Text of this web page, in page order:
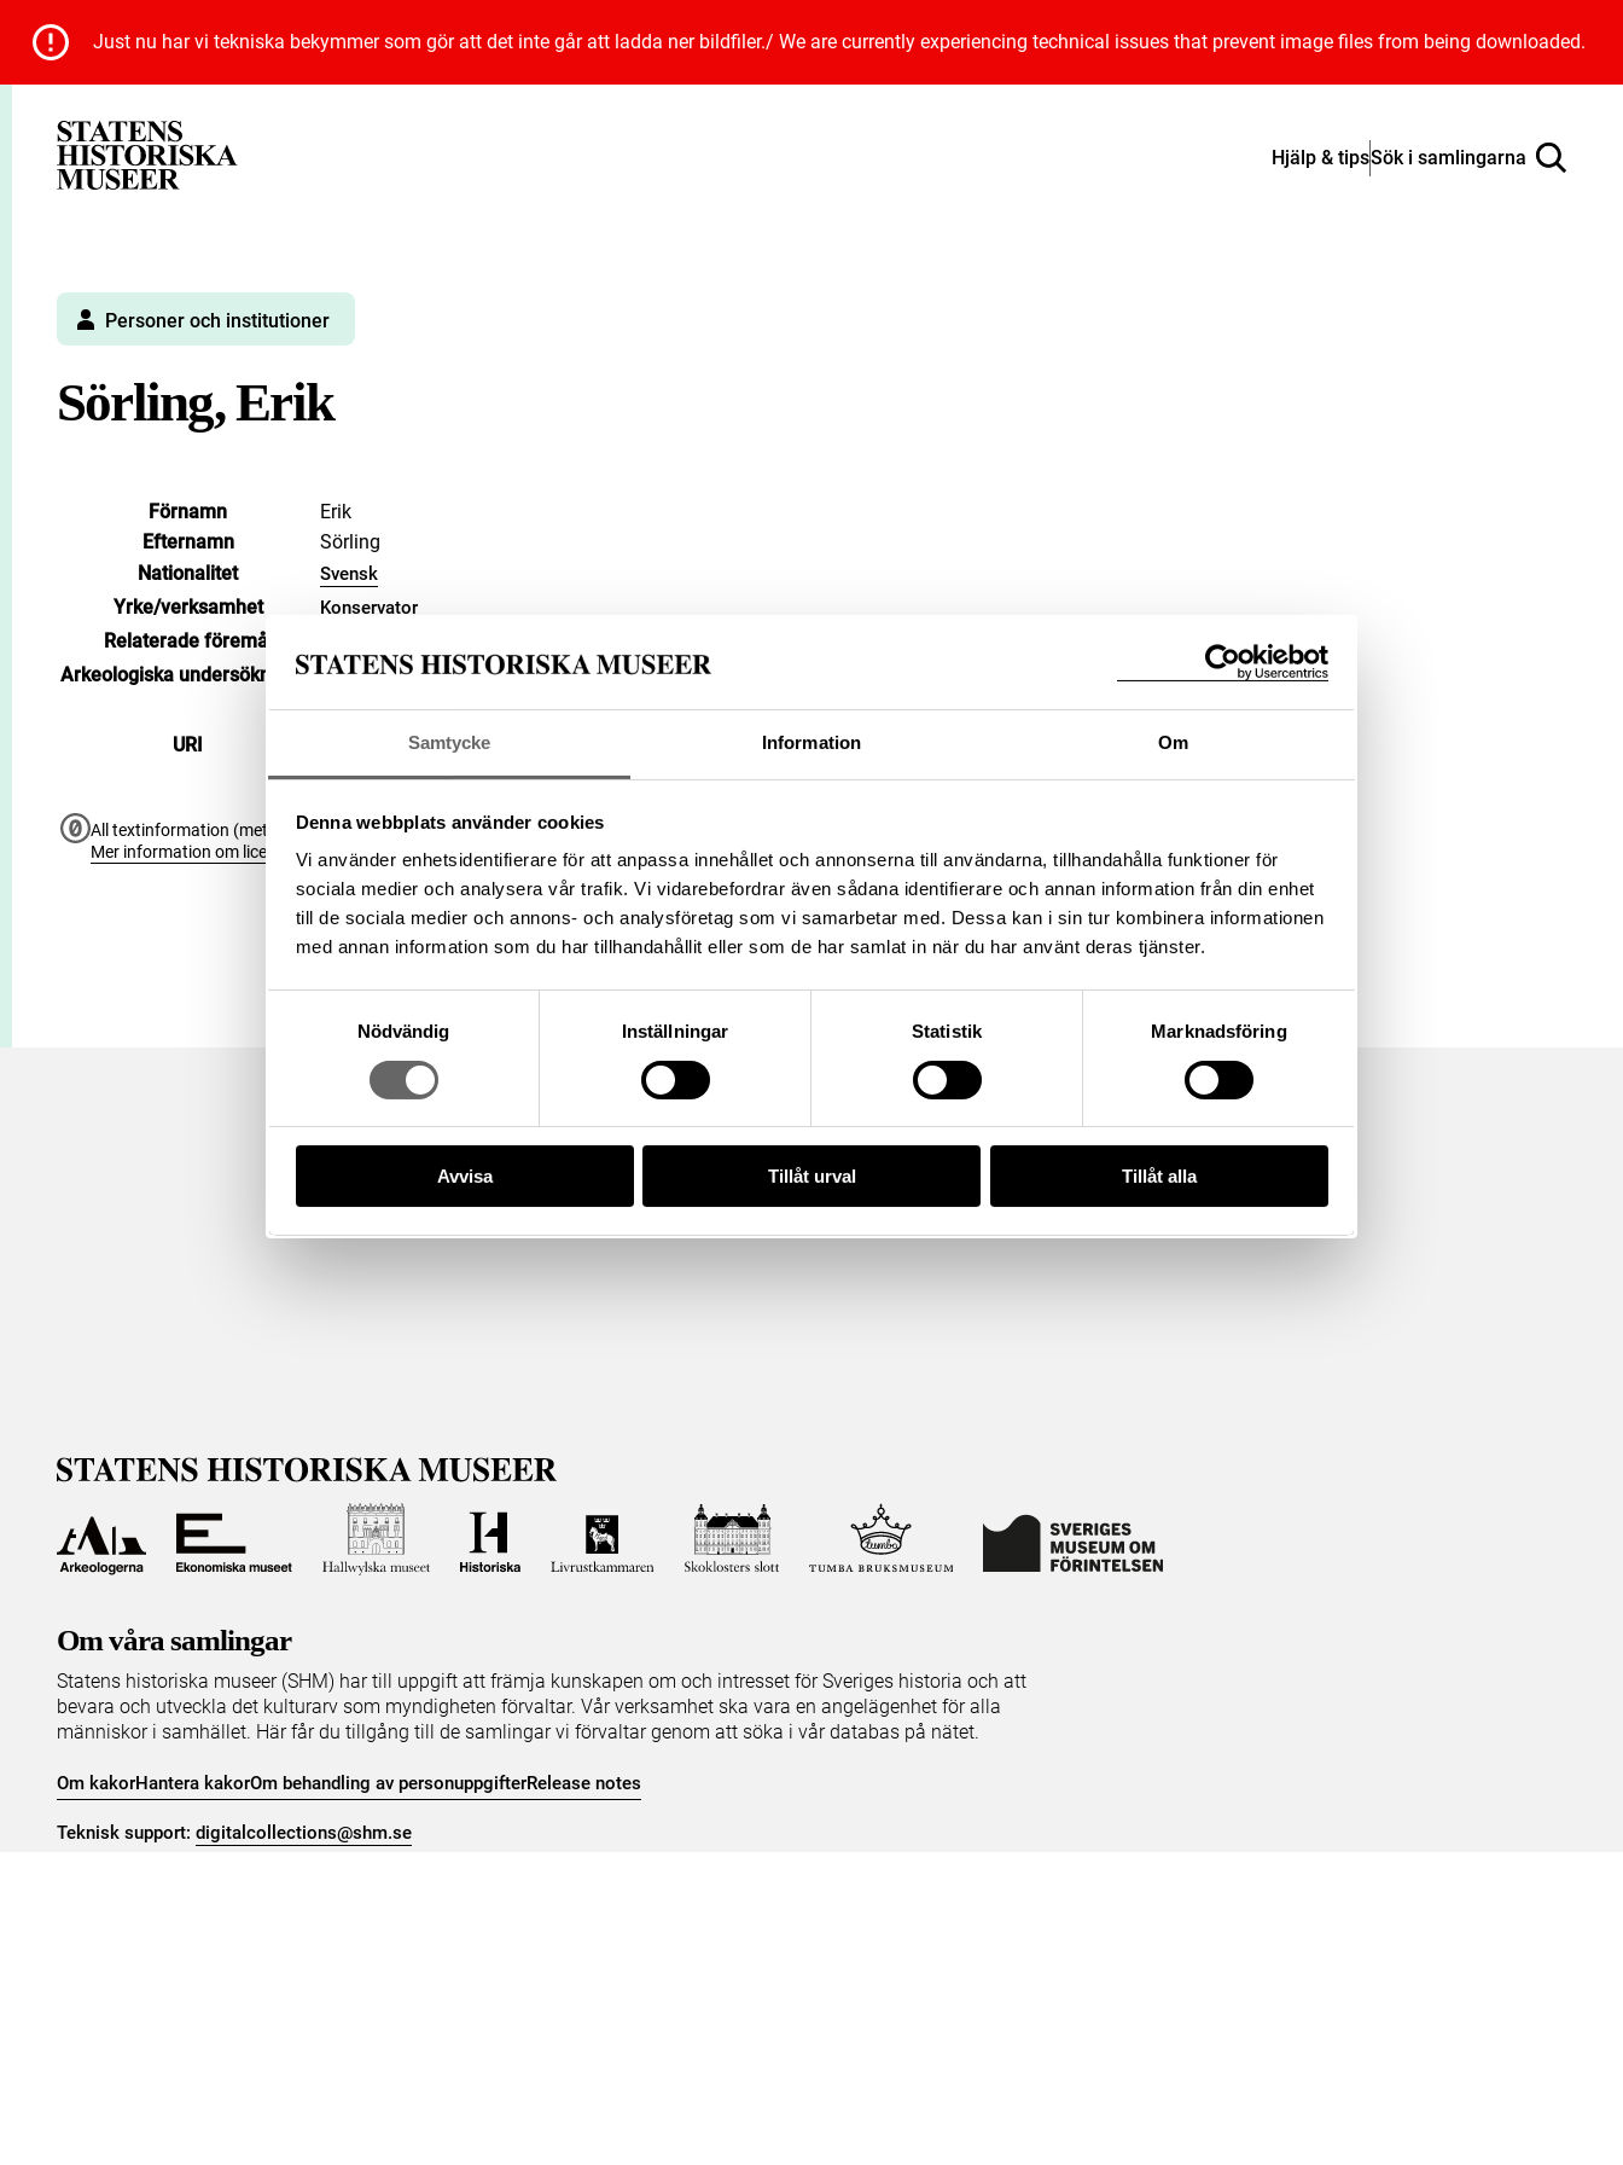
Samtycke Information Om
Denna webbplats använder cookies
Vi använder enhetsidentifierare för att anpassa innehållet och annonserna till användarna, tillhandahålla funktioner för
sociala medier och analysera vår trafik. Vi vidarebefordrar även sådana identifierare och annan information från din enhet
till de sociala medier och annons- och analysföretag som vi samarbetar med. Dessa kan i sin tur kombinera informationen
med annan information som du har tillhandahållit eller som de har samlat in när du har använt deras tjänster.
Nödvändig
Inställningar Statistik Marknadsföring
Avvisa Tillåt urval Tillåt alla
Just nu har vi tekniska bekymmer som gör att det inte går att ladda ner bildfiler./ We are currently experiencing technical issues that prevent image files from being downloaded.
Hjälp & tipsSök i samlingarna
Personer och institutioner
Sörling, Erik
Förnamn
Erik
Efternamn
Sörling
Nationalitet
Svensk
Yrke/verksamhet Konservator
Relaterade föremål
Arkeologiska undersökningar Visa 24 relaterade arkeologiska undersökningar
URI
https://samlingar.shm.se/person/8f56c0e7-d5ce-4e80-a3a8-
c1b0c1f14998
Kopiera URI
All textinformation (metadata) på denna sida är fri att använda enligt licensen CC0.
Mer information om licenser hos Statens historiska museer.
Om våra samlingar
Statens historiska museer (SHM) har till uppgift att främja kunskapen om och intresset för Sveriges historia och att
bevara och utveckla det kulturarv som myndigheten förvaltar. Vår verksamhet ska vara en angelägenhet för alla
människor i samhället. Här får du tillgång till de samlingar vi förvaltar genom att söka i vår databas på nätet.
Om kakorHantera kakorOm behandling av personuppgifterRelease notes
Teknisk support: digitalcollections@shm.se